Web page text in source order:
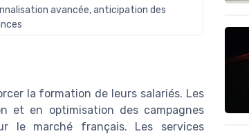
avancée, anticipation des
la formation de leurs salariés. Les
et en optimisation des campagnes
le marché français. Les services